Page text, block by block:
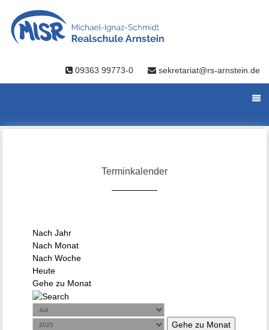
09363 99773-0 sekretariat@rs-arnstein.de
Terminkalender
Nach Jahr
Nach Monat
Nach Woche
Heute
Gehe zu Monat
Gehe zu Monat